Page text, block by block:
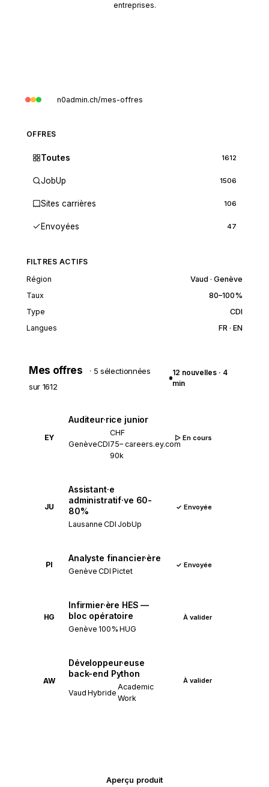
entreprises.
n0admin.ch/mes-offres
OFFRES
Toutes 1612
JobUp 1506
Sites carrières 106
Envoyées 47
FILTRES ACTIFS
Région
Vaud · Genève
Taux
80–100%
Type
CDI
Langues
FR · EN
Mes offres
· 5 sélectionnées
sur 1612
12 nouvelles · 4
min
EY
Auditeur·rice junior
GenèveCDI
CHF
75–
90k
careers.ey.com
▷ En cours
JU
Assistant·e
administratif·ve 60-
80%
Lausanne CDI JobUp
✓ Envoyée
PI
Analyste financier·ère
Genève CDI Pictet
✓ Envoyée
HG
Infirmier·ère HES —
bloc opératoire
Genève 100% HUG
À valider
AW
Développeur·euse
back-end Python
Vaud Hybride
Academic
Work
À valider
Aperçu produit